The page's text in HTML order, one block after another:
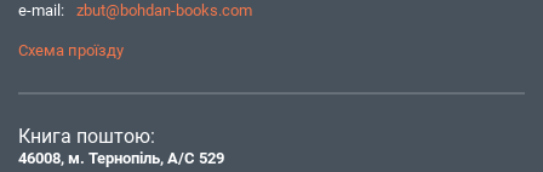
e-mail:
zbut@bohdan-books.com
Схема проїзду
Книга поштою:
46008, м. Тернопіль, А/С 529